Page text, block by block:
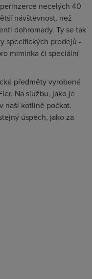
necelých 40
návštěvnost, než
dohromady. Ty se tak
specifických prodejů -
miminka či speciální
předměty vyrobené
Na službu, jako je
naší kotlině počkat.
úspěch, jako za